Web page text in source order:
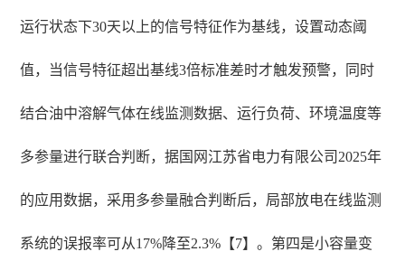
运行状态下30天以上的信号特征作为基线，设置动态阈
值，当信号特征超出基线3倍标准差时才触发预警，同时
结合油中溶解气体在线监测数据、运行负荷、环境温度等
多参量进行联合判断，据国网江苏省电力有限公司2025年
的应用数据，采用多参量融合判断后，局部放电在线监测
系统的误报率可从17%降至2.3%【7】。第四是小容量变